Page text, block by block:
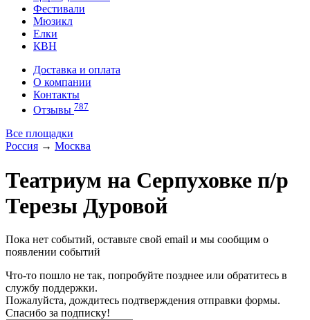
Фестивали
Мюзикл
Елки
КВН
Доставка и оплата
О компании
Контакты
Отзывы 787
Все площадки
Россия → Москва
Театриум на Серпуховке п/р
Терезы Дуровой
Пока нет событий, оставьте свой email и мы сообщим о
появлении событий
Что-то пошло не так, попробуйте позднее или обратитесь в
службу поддержки.
Пожалуйста, дождитесь подтверждения отправки формы.
Спасибо за подписку!